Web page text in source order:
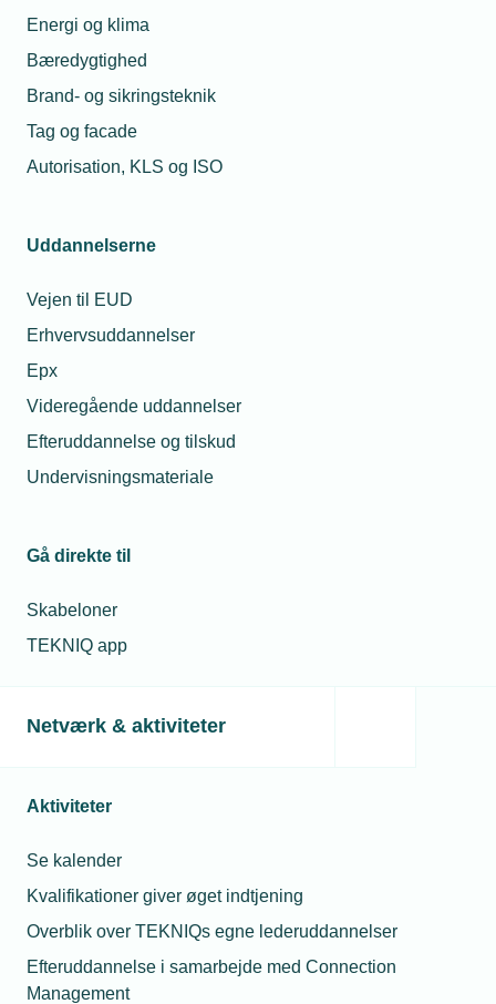
Energi og klima
Bæredygtighed
Brand- og sikringsteknik
Tag og facade
Autorisation, KLS og ISO
Uddannelserne
Vejen til EUD
Erhvervsuddannelser
Epx
Videregående uddannelser
Efteruddannelse og tilskud
Undervisningsmateriale
Gå direkte til
Skabeloner
TEKNIQ app
Netværk & aktiviteter
Aktiviteter
Se kalender
Kvalifikationer giver øget indtjening
Overblik over TEKNIQs egne lederuddannelser
Efteruddannelse i samarbejde med Connection
Management